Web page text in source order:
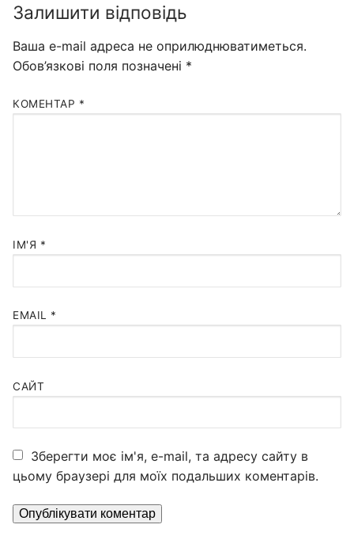
Залишити відповідь
Ваша e-mail адреса не оприлюднюватиметься.
Обов’язкові поля позначені *
КОМЕНТАР *
ІМ'Я *
EMAIL *
САЙТ
Зберегти моє ім'я, e-mail, та адресу сайту в
цьому браузері для моїх подальших коментарів.